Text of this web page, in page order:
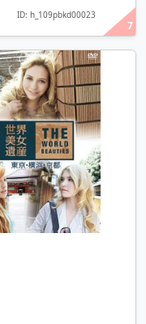
7
ID: h_109pbkd00023